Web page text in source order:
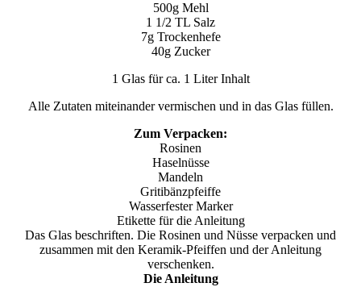
500g Mehl
1 1/2 TL Salz
7g Trockenhefe
40g Zucker
1 Glas für ca. 1 Liter Inhalt
Alle Zutaten miteinander vermischen und in das Glas füllen.
Zum Verpacken:
Rosinen
Haselnüsse
Mandeln
Gritibänzpfeiffe
Wasserfester Marker
Etikette für die Anleitung
Das Glas beschriften. Die Rosinen und Nüsse verpacken und
zusammen mit den Keramik-Pfeiffen und der Anleitung
verschenken.
Die Anleitung